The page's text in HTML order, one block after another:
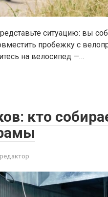
ситуацию: вы
пробежку с
на велосипед —…
кто